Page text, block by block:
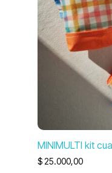
MINIMULTI kit
$ 25.000,00